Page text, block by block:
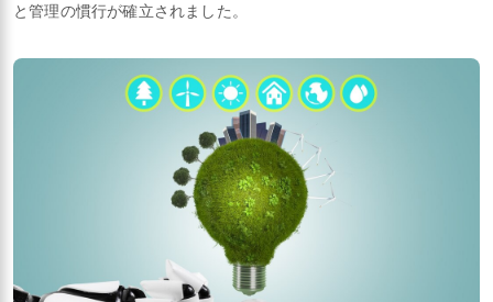
と管理の慣行が確立されました。